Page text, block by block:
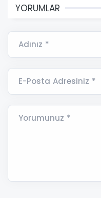
YORUMLAR
Adınız *
E-Posta Adresiniz *
Yorumunuz *